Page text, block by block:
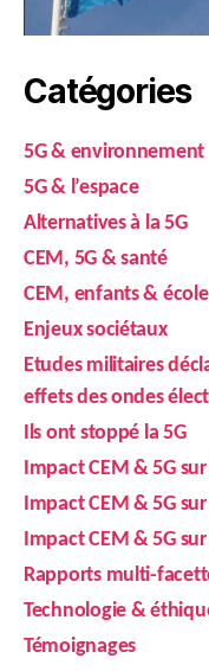
Catégories
5G & environnement
5G & l’espace
Alternatives à la 5G
CEM, 5G & santé
CEM, enfants & école
Enjeux sociétaux
Etudes militaires
effets des ondes
Ils ont stoppé la 5G
Impact CEM & 5G
Impact CEM & 5G
Impact CEM & 5G
Rapports multi-
Technologie &
Témoignages